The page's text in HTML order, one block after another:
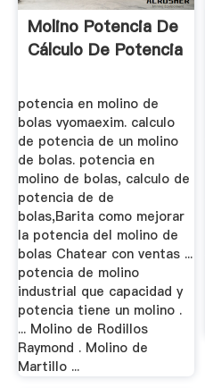
Molino Potencia De
Cálculo De Potencia
potencia en molino de
bolas vyomaexim. calculo
de potencia de un molino
de bolas. potencia en
molino de bolas, calculo de
potencia de de
bolas,Barita como mejorar
la potencia del molino de
bolas Chatear con ventas ...
potencia de molino
industrial que capacidad y
potencia tiene un molino .
... Molino de Rodillos
Raymond . Molino de
Martillo ...